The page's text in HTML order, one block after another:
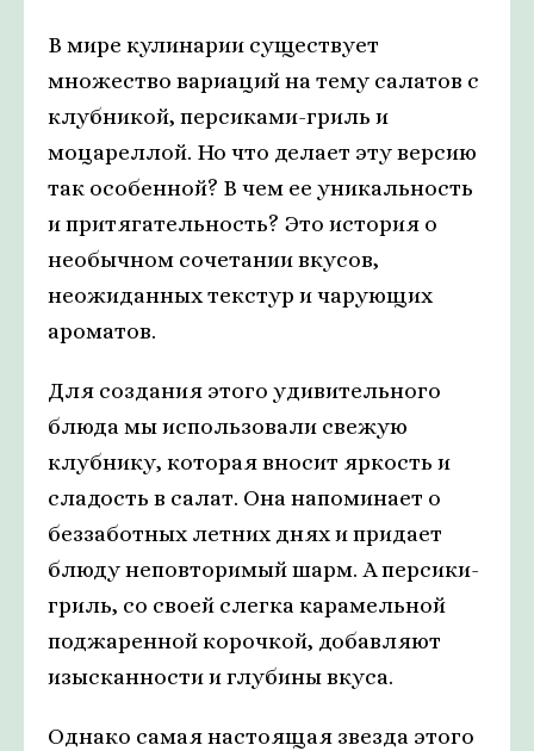
В мире кулинарии существует
множество вариаций на тему салатов с
клубникой, персиками-гриль и
моцареллой. Но что делает эту версию
так особенной? В чем ее уникальность
и притягательность? Это история о
необычном сочетании вкусов,
неожиданных текстур и чарующих
ароматов.
Для создания этого удивительного
блюда мы использовали свежую
клубнику, которая вносит яркость и
сладость в салат. Она напоминает о
беззаботных летних днях и придает
блюду неповторимый шарм. А персики-
гриль, со своей слегка карамельной
поджаренной корочкой, добавляют
изысканности и глубины вкуса.
Однако самая настоящая звезда этого